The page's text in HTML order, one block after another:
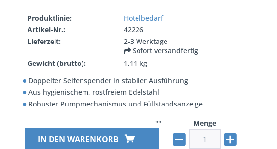
Produktlinie:
Hotelbedarf
Artikel-Nr.:
42226
Lieferzeit:
2-3 Werktage
Sofort versandfertig
Gewicht (brutto):
1,11 kg
Doppelter Seifenspender in stabiler Ausführung
Aus hygienischem, rostfreiem Edelstahl
Robuster Pumpmechanismus und Füllstandsanzeige
Menge
IN DEN WARENKORB
""